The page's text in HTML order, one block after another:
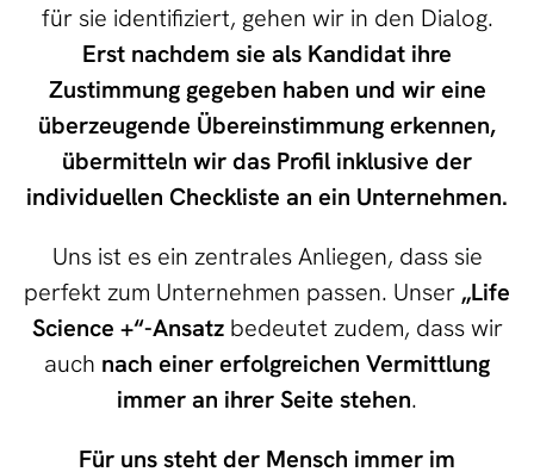
für sie identifiziert, gehen wir in den Dialog.
Erst nachdem sie als Kandidat ihre
Zustimmung gegeben haben und wir eine
überzeugende Übereinstimmung erkennen,
übermitteln wir das Profil inklusive der
individuellen Checkliste an ein Unternehmen.
Uns ist es ein zentrales Anliegen, dass sie
perfekt zum Unternehmen passen. Unser „Life
Science +“-Ansatzbedeutet zudem, dass wir
auch nach einer erfolgreichen Vermittlung
immer an ihrer Seite stehen.
Für uns steht der Mensch immer im